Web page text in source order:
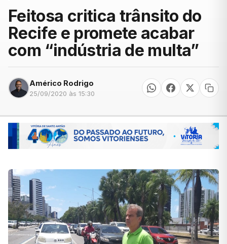
Feitosa critica trânsito do
Recife e promete acabar
com “indústria de multa”
Américo Rodrigo
25/09/2020 às 15:30